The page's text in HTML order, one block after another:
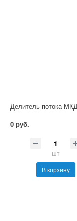
0 руб.
шт
В корзину